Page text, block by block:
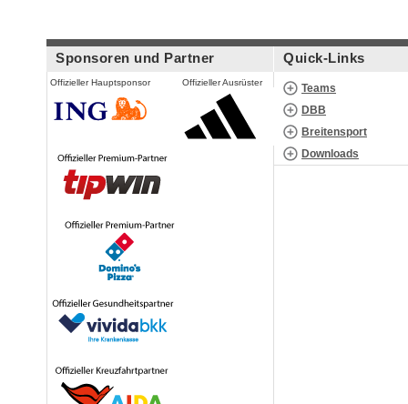
Sponsoren und Partner
Offizieller Hauptsponsor Offizieller Ausrüster
Quick-Links
Teams
DBB
Breitensport
Downloads